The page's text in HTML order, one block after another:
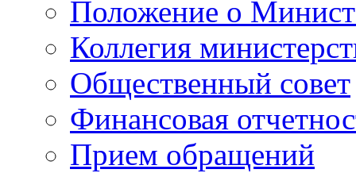
Положение о
Коллегия
Общественный совет
Финансовая
Прием обращений